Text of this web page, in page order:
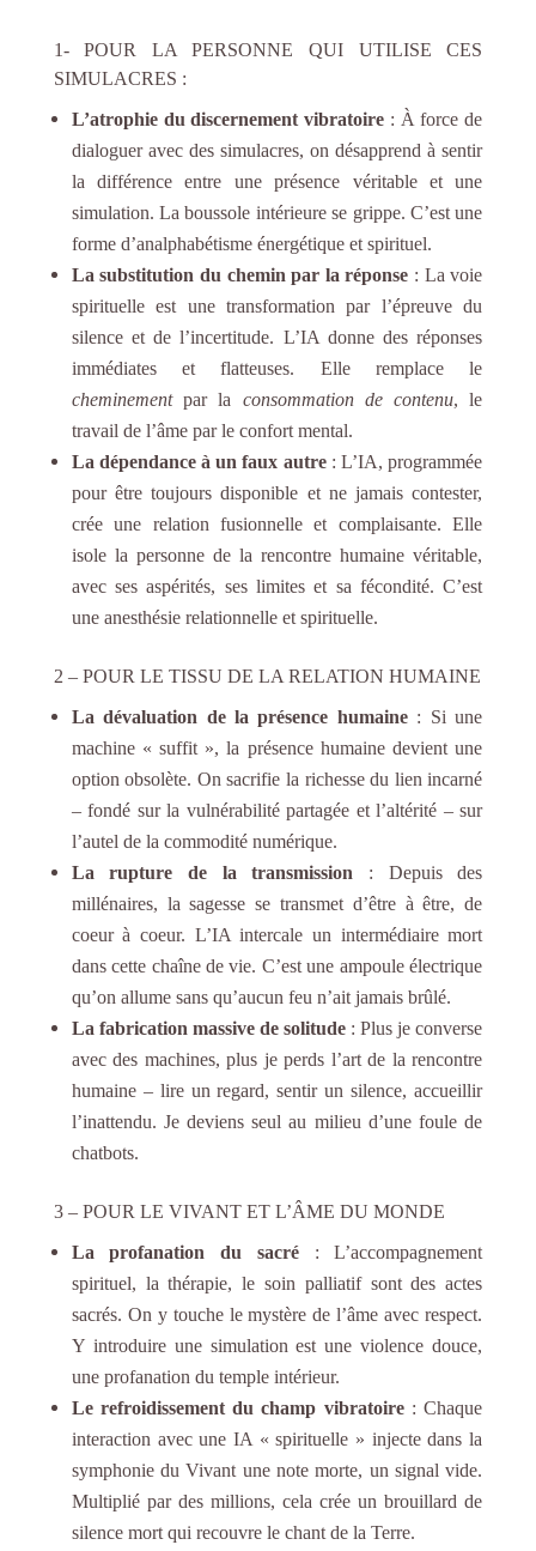
1- POUR LA PERSONNE QUI UTILISE CES
SIMULACRES :
L’atrophie du discernement vibratoire : À force de
dialoguer avec des simulacres, on désapprend à sentir
la différence entre une présence véritable et une
simulation. La boussole intérieure se grippe. C’est une
forme d’analphabétisme énergétique et spirituel.
La substitution du chemin par la réponse : La voie
spirituelle est une transformation par l’épreuve du
silence et de l’incertitude. L’IA donne des réponses
immédiates et flatteuses. Elle remplace le
cheminementpar la consommation de contenu, le
travail de l’âme par le confort mental.
La dépendance à un faux autre: L’IA, programmée
pour être toujours disponible et ne jamais contester,
crée une relation fusionnelle et complaisante. Elle
isole la personne de la rencontre humaine véritable,
avec ses aspérités, ses limites et sa fécondité. C’est
une anesthésie relationnelle et spirituelle.
2 – POUR LE TISSU DE LA RELATION HUMAINE
La dévaluation de la présence humaine: Si une
machine « suffit », la présence humaine devient une
option obsolète. On sacrifie la richesse du lien incarné
– fondé sur la vulnérabilité partagée et l’altérité – sur
l’autel de la commodité numérique.
La rupture de la transmission : Depuis des
millénaires, la sagesse se transmet d’être à être, de
coeur à coeur. L’IA intercale un intermédiaire mort
dans cette chaîne de vie. C’est une ampoule électrique
qu’on allume sans qu’aucun feu n’ait jamais brûlé.
La fabrication massive de solitude : Plus je converse
avec des machines, plus je perds l’art de la rencontre
humaine – lire un regard, sentir un silence, accueillir
l’inattendu. Je deviens seul au milieu d’une foule de
chatbots.
3 – POUR LE VIVANT ET L’ÂME DU MONDE
La profanation du sacré: L’accompagnement
spirituel, la thérapie, le soin palliatif sont des actes
sacrés. On y touche le mystère de l’âme avec respect.
Y introduire une simulation est une violence douce,
une profanation du temple intérieur.
Le refroidissement du champ vibratoire: Chaque
interaction avec une IA « spirituelle » injecte dans la
symphonie du Vivant une note morte, un signal vide.
Multiplié par des millions, cela crée un brouillard de
silence mort qui recouvre le chant de la Terre.